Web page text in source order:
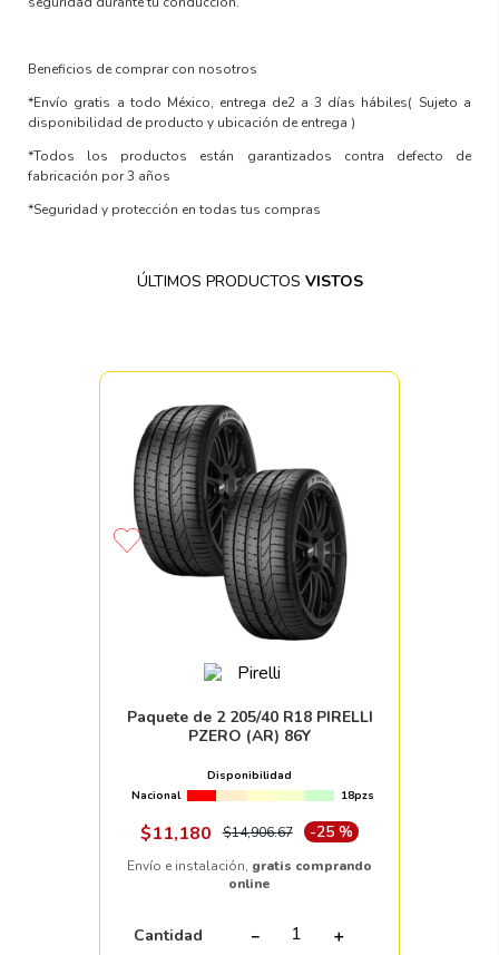
Beneficios de comprar con nosotros
*Envío gratis a todo México, entrega de2 a 3 días hábiles( Sujeto a
disponibilidad de producto y ubicación de entrega )
*Todos los productos están garantizados contra defecto de
fabricación por 3 años
*Seguridad y protección en todas tus compras
ÚLTIMOS PRODUCTOS VISTOS
Paquete de 2 205/40 R18 PIRELLI
PZERO (AR) 86Y
Disponibilidad
Nacional
18pzs
$11,180 $14,906.67 -25 %
Envío e instalación, gratis comprando
online
Cantidad ＋
－